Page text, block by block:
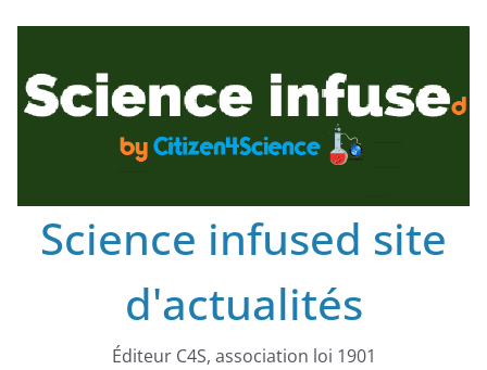
Science infused site
d'actualités
Éditeur C4S, association loi 1901